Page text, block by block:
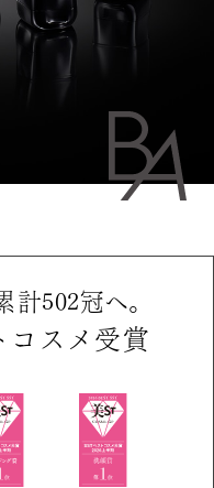
計502冠へ。
コスメ受賞